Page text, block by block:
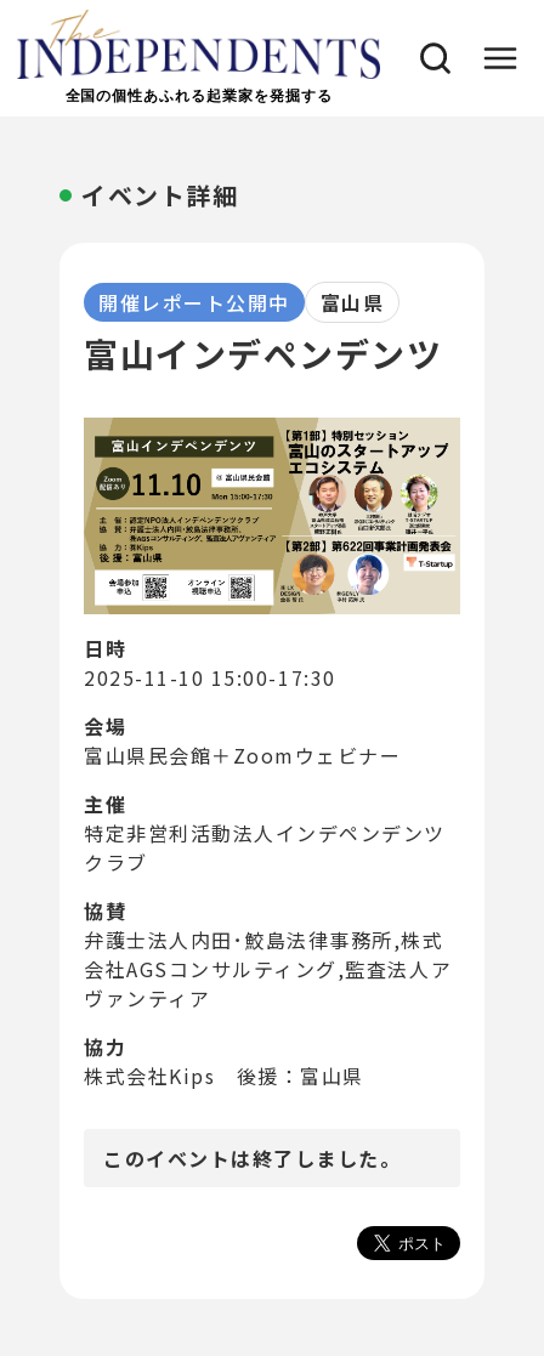
全国の個性あふれる起業家を発掘する
イベント詳細
開催レポート公開中 富山県
富山インデペンデンツ
日時
2025-11-10 15:00-17:30
会場
富山県民会館＋Zoomウェビナー
主催
特定非営利活動法人インデペンデンツ
クラブ
協賛
弁護士法人内田･鮫島法律事務所,株式
会社AGSコンサルティング,監査法人ア
ヴァンティア
協力
株式会社Kips 後援：富山県
このイベントは終了しました。